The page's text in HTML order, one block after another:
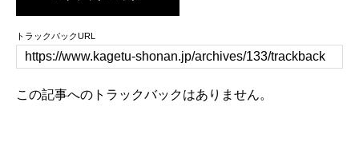
トラックバックURL
この記事へのトラックバックはありません。